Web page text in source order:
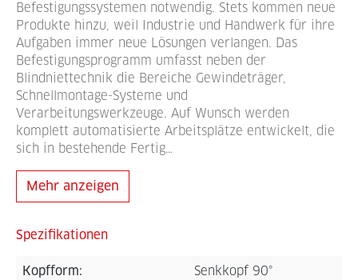
Befestigungssystemen notwendig. Stets kommen neue
Produkte hinzu, weil Industrie und Handwerk für ihre
Aufgaben immer neue Lösungen verlangen. Das
Befestigungsprogramm umfasst neben der
Blindniettechnik die Bereiche Gewindeträger,
Schnellmontage-Systeme und
Verarbeitungswerkzeuge. Auf Wunsch werden
komplett automatisierte Arbeitsplätze entwickelt, die
sich in bestehende Fertig…
Mehr anzeigen
Spezifikationen
Kopfform: Senkkopf 90°